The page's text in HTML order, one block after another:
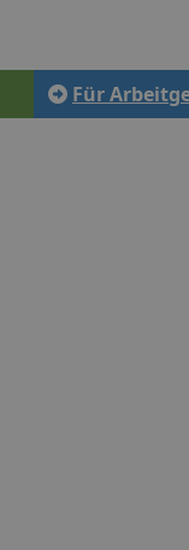
Für